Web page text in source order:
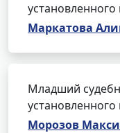
Маркатова
Младший
Морозов